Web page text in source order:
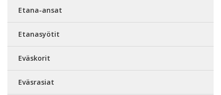
Etana-ansat
Etanasyötit
Eväskorit
Eväsrasiat